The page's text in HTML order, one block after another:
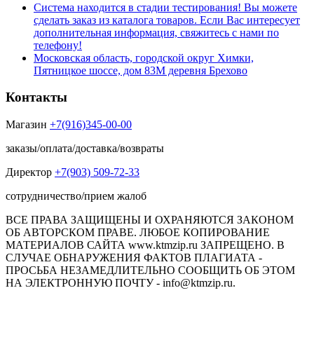
Система находится в стадии тестирования! Вы можете
сделать заказ из каталога товаров. Если Вас интересует
дополнительная информация, свяжитесь с нами по
телефону!
Московская область, городской округ Химки,
Пятницкое шоссе, дом 83М деревня Брехово
Контакты
Магазин +7(916)345-00-00
заказы/оплата/доставка/возвраты
Директор +7(903) 509-72-33
сотрудничество/прием жалоб
ВСЕ ПРАВА ЗАЩИЩЕНЫ И ОХРАНЯЮТСЯ ЗАКОНОМ
ОБ АВТОРСКОМ ПРАВЕ. ЛЮБОЕ КОПИРОВАНИЕ
МАТЕРИАЛОВ САЙТА www.ktmzip.ru ЗАПРЕЩЕНО. В
СЛУЧАЕ ОБНАРУЖЕНИЯ ФАКТОВ ПЛАГИАТА -
ПРОСЬБА НЕЗАМЕДЛИТЕЛЬНО СООБЩИТЬ ОБ ЭТОМ
НА ЭЛЕКТРОННУЮ ПОЧТУ - info@ktmzip.ru.